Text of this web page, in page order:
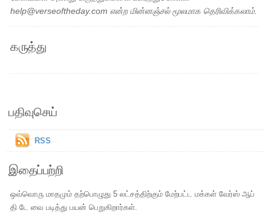
help@verseoftheday.com என்ற மின்னஞ்சல் மூலமாக தெரிவிக்கலாம்.
கருத்து
பதிவுசெய்
RSS
இதைப்பற்றி
ஒவ்வொரு மாதமும் தற்பொழுது 5 லட்சத்திற்கும் மேற்பட்ட மக்கள் வேர்ஸ் ஆப்
தி டே வை படித்து பயன் பெறுகிறார்கள்.